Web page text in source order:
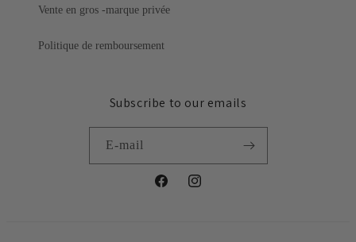
Vente en gros -marque privée
Politique de remboursement
Subscribe to our emails
E-mail
FacebookInstagram